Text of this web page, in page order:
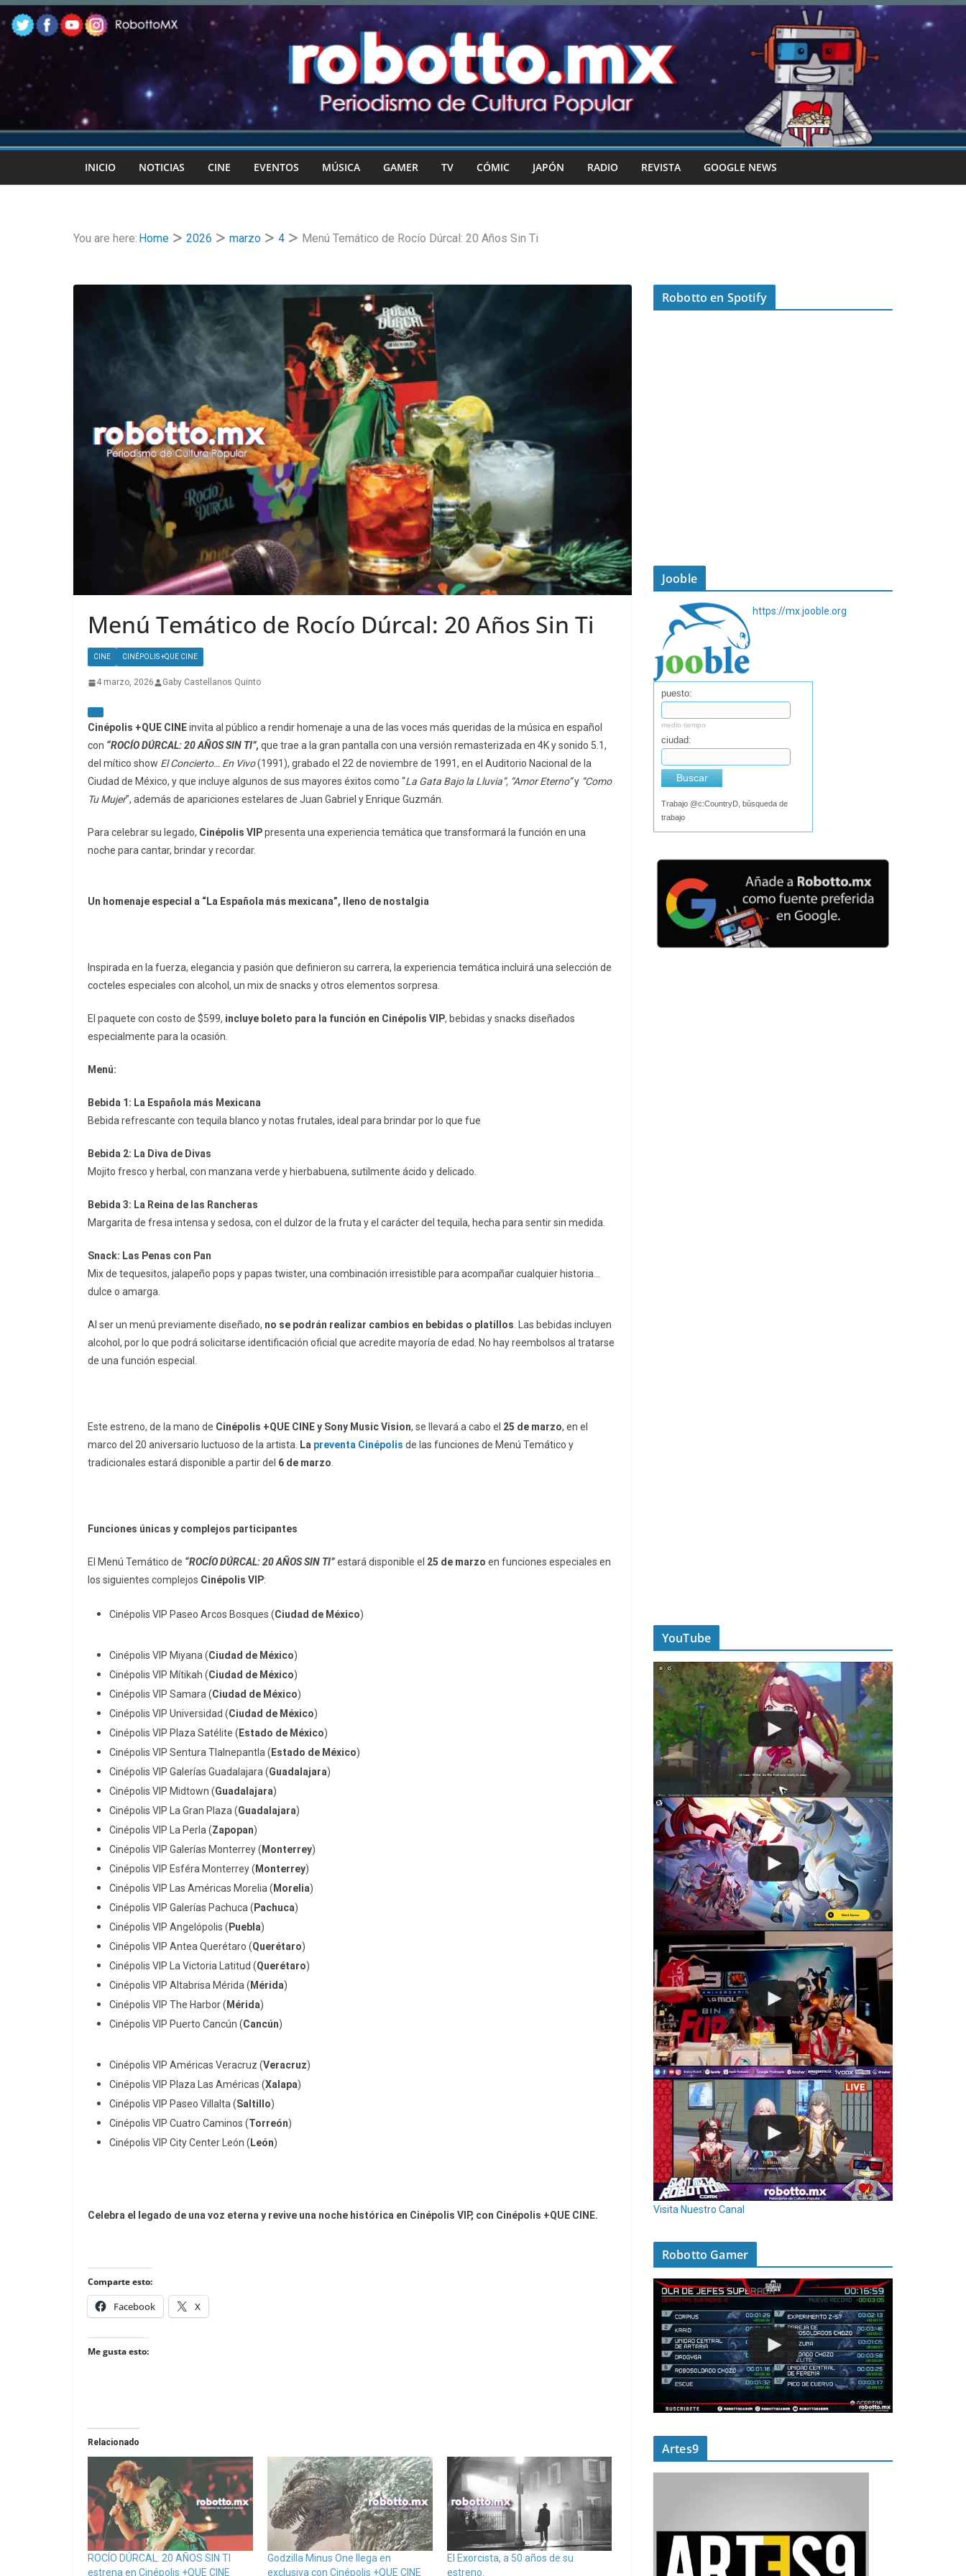
Skip
to
content
INICIO NOTICIAS CINE EVENTOS MÚSICA GAMER TV CÓMIC JAPÓN RADIO REVISTA GOOGLE NEWS
You are here: Home 2026 marzo 4 Menú Temático de Rocío Dúrcal: 20 Años Sin Ti
Menú Temático de Rocío Dúrcal: 20 Años Sin Ti
CINE CINÉPOLIS +QUE CINE
4 marzo, 2026 Gaby Castellanos Quinto
Cinépolis +QUE CINEinvita al público a rendir homenaje a una de las voces más queridas de la música en español
con “ROCÍO DÚRCAL: 20 AÑOS SIN TI”, que trae a la gran pantalla con una versión remasterizada en 4K y sonido 5.1,
del mítico show El Concierto… En Vivo(1991), grabado el 22 de noviembre de 1991, en el Auditorio Nacional de la
Ciudad de México, y que incluye algunos de sus mayores éxitos como “La Gata Bajo la Lluvia”, “Amor Eterno”y “Como
Tu Mujer”, además de apariciones estelares de Juan Gabriel y Enrique Guzmán.
Para celebrar su legado, Cinépolis VIPpresenta una experiencia temática que transformará la función en una
noche para cantar, brindaryrecordar.
Un homenaje especial a “La Española más mexicana”, lleno de nostalgia
Inspirada en la fuerza, elegancia y pasión que definieron su carrera, la experiencia temática incluirá una selección de
cocteles especiales con alcohol, un mix de snacks y otros elementos sorpresa.
El paquete con costo de $599, incluye boleto para la función en Cinépolis VIP, bebidas y snacks diseñados
especialmente para la ocasión.
Menú:
Bebida 1: La Española más Mexicana
Bebida refrescante con tequila blanco y notas frutales, ideal para brindar por lo que fue
Bebida 2: La Diva de Divas
Mojito fresco y herbal, con manzana verde y hierbabuena, sutilmente ácido y delicado.
Bebida 3: La Reina de las Rancheras
Margarita de fresa intensa y sedosa, con el dulzor de la fruta y el carácter del tequila, hecha para sentir sin medida.
Snack: Las Penas con Pan
Mix de tequesitos, jalapeño pops y papas twister, una combinación irresistible para acompañar cualquier historia…
dulce o amarga.
Al ser un menú previamente diseñado, no se podrán realizar cambios en bebidas o platillos . Las bebidas incluyen
alcohol, por lo que podrá solicitarse identificación oficial que acredite mayoría de edad. No hay reembolsos al tratarse
de una función especial.
Este estreno, de la mano de Cinépolis +QUE CINE y Sony Music Vision, se llevará a cabo el 25 de marzo, en el
marco del 20 aniversario luctuoso de la artista.
La preventa Cinépolis de las funciones de Menú Temático y
tradicionales estará disponible a partir del 6 de marzo
Funciones únicas y complejos participantes
El Menú Temático de “ROCÍO DÚRCAL: 20 AÑOS SIN TI”estará disponible el 25 de marzo en funciones especiales en
los siguientes complejos Cinépolis VIP:
Cinépolis VIP Paseo Arcos Bosques (Ciudad de México)
Cinépolis VIP Miyana (Ciudad de México)
Cinépolis VIP Mítikah (Ciudad de México)
Cinépolis VIP Samara (Ciudad de México)
Cinépolis VIP Universidad (Ciudad de México)
Cinépolis VIP Plaza Satélite ( Estado de México)
Cinépolis VIP Sentura Tlalnepantla ( Estado de México)
Cinépolis VIP Galerías Guadalajara (Guadalajara)
Cinépolis VIP Midtown (Guadalajara)
Cinépolis VIP La Gran Plaza (Guadalajara)
Cinépolis VIP La Perla (Zapopan)
Cinépolis VIP Galerías Monterrey ( Monterrey)
Cinépolis VIP Esféra Monterrey ( Monterrey)
Cinépolis VIP Las Américas Morelia ( Morelia)
Cinépolis VIP Galerías Pachuca ( Pachuca)
Cinépolis VIP Angelópolis ( Puebla)
Cinépolis VIP Antea Querétaro (Querétaro)
Cinépolis VIP La Victoria Latitud (Querétaro)
Cinépolis VIP Altabrisa Mérida ( Mérida)
Cinépolis VIP The Harbor ( Mérida)
Cinépolis VIP Puerto Cancún (Cancún)
Cinépolis VIP Américas Veracruz (Veracruz)
Cinépolis VIP Plaza Las Américas (Xalapa)
Cinépolis VIP Paseo Villalta (Saltillo)
Cinépolis VIP Cuatro Caminos (Torreón)
Cinépolis VIP City Center León ( León)
Celebra el legado de una voz eterna y revive una noche histórica en Cinépolis VIP, con Cinépolis +QUE CINE.
Comparte esto:
Facebook X
Me gusta esto:
Relacionado
ROCÍO DÚRCAL: 20 AÑOS SIN TI
estrena en Cinépolis +QUE CINE
Godzilla Minus One llega en
exclusiva con Cinépolis +QUE CINE
El Exorcista, a 50 años de su
estreno.
Robotto en Spotify
Jooble
https://mx.jooble.org
puesto:
medio tiempo
ciudad:
Buscar
Trabajo @c:CountryD, búsqueda de
trabajo
YouTube
Visita Nuestro Canal
Robotto Gamer
Artes9